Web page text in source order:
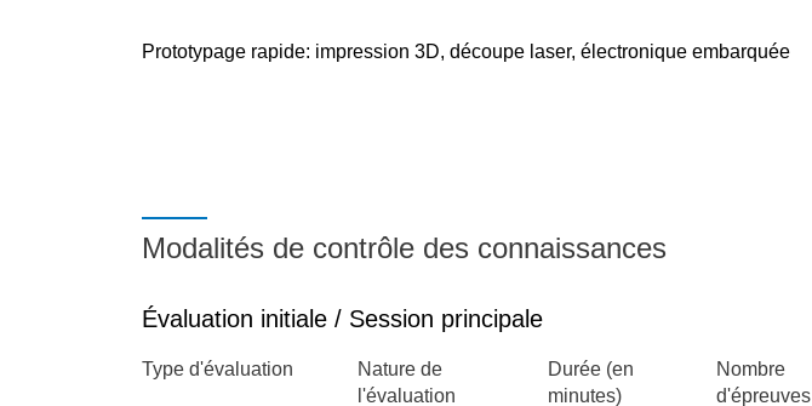
Prototypage rapide: impression 3D, découpe laser, électronique embarquée
Modalités de contrôle des connaissances
Évaluation initiale / Session principale
Type d'évaluation
Nature de
l'évaluation
Durée (en
minutes)
Nombre
d'épreuves